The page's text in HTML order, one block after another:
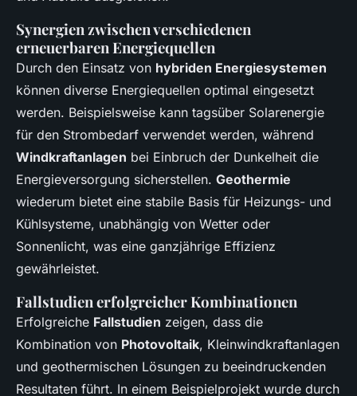
Synergien zwischen verschiedenen
erneuerbaren Energiequellen
Durch den Einsatz von hybriden Energiesystemen
können diverse Energiequellen optimal eingesetzt
werden. Beispielsweise kann tagsüber Solarenergie
für den Strombedarf verwendet werden, während
Windkraftanlagen bei Einbruch der Dunkelheit die
Energieversorgung sicherstellen. Geothermie
wiederum bietet eine stabile Basis für Heizungs- und
Kühlsysteme, unabhängig von Wetter oder
Sonnenlicht, was eine ganzjährige Effizienz
gewährleistet.
Fallstudien erfolgreicher Kombinationen
Erfolgreiche Fallstudien zeigen, dass die
Kombination von Photovoltaik, Kleinwindkraftanlagen
und geothermischen Lösungen zu beeindruckenden
Resultaten führt. In einem Beispielprojekt wurde durch